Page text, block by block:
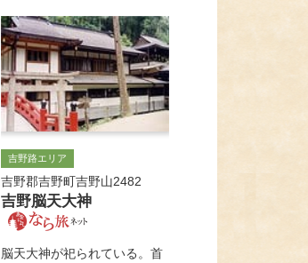
吉野路エリア
吉野郡吉野町吉野山2482
吉野脳天大神
脳天大神が祀られている。首